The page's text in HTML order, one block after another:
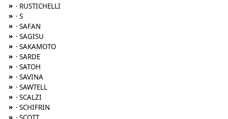
» · RUSTICHELLI
» · S
» · SAFAN
» · SAGISU
» · SAKAMOTO
» · SARDE
» · SATOH
» · SAVINA
» · SAWTELL
» · SCALZI
» · SCHIFRIN
»